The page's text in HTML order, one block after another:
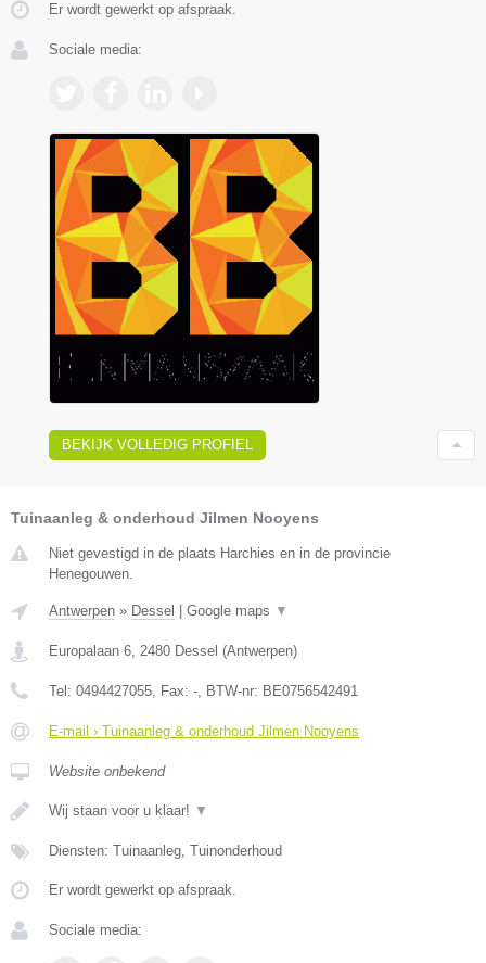
Er wordt gewerkt op afspraak.
Sociale media:
BEKIJK VOLLEDIG PROFIEL
Tuinaanleg & onderhoud Jilmen Nooyens
Niet gevestigd in de plaats Harchies en in de provincie
Henegouwen.
Antwerpen » Dessel Google maps ▼
Europalaan 6, 2480 Dessel (Antwerpen)
Tel: 0494427055, Fax: -, BTW-nr: BE0756542491
E-mail › Tuinaanleg & onderhoud Jilmen Nooyens
Website onbekend
Wij staan voor u klaar! ▼
Diensten: Tuinaanleg, Tuinonderhoud
Er wordt gewerkt op afspraak.
Sociale media: